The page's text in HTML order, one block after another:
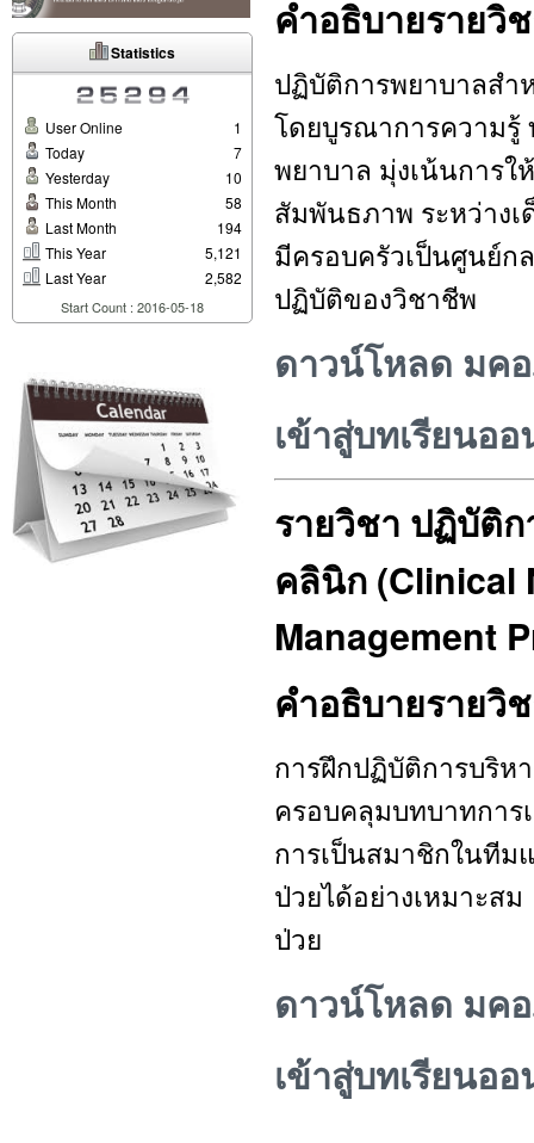
Statistics
User Online
1
Today
7
Yesterday
10
This Month
58
Last Month
194
This Year
5,121
Last Year
2,582
Start Count : 2016-05-18
คำอธิบายรายวิ
ปฏิบัติการพยาบาลสำ
โดยบูรณาการความรู้
พยาบาล มุ่งเน้นการใ
สัมพันธภาพ ระหว่าง
มีครอบครัวเป็นศูนย์ก
ปฏิบัติของวิชาชีพ
ดาวน์โหลด มคอ
เข้าสู่บทเรียนออ
รายวิชา ปฏิบัติก
คลินิก (Clinical
Management
คำอธิบายรายวิ
การฝึกปฏิบัติการบริห
ครอบคลุมบทบาทการ
การเป็นสมาชิกในทีม
ป่วยได้อย่างเหมาะส
ป่วย
ดาวน์โหลด มคอ
เข้าสู่บทเรียนออ